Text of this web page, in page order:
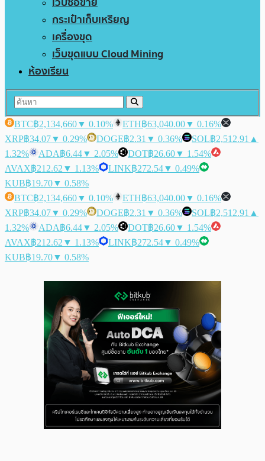
กระเป๋าเก็บเหรียญ
เครื่องขุด
เว็บขุดแบบ Cloud Mining
ห้องเรียน
BTC฿2,134,660▼ 0.10% ETH฿63,040.00▼ 0.16%
XRP฿34.07▼ 0.29% DOGE฿2.31 ▼ 0.36% SOL฿2,512.91 ▲
1.32%
ADA฿6.44▼ 2.05% DOT฿26.60▼ 1.54%
AVAX฿212.62 ▼ 1.13% LINK฿272.54▼ 0.49%
KUB฿19.70▼ 0.58%
BTC฿2,134,660▼ 0.10% ETH฿63,040.00▼ 0.16%
XRP฿34.07▼ 0.29% DOGE฿2.31 ▼ 0.36% SOL฿2,512.91 ▲
1.32%
ADA฿6.44▼ 2.05% DOT฿26.60▼ 1.54%
AVAX฿212.62 ▼ 1.13% LINK฿272.54▼ 0.49%
KUB฿19.70▼ 0.58%